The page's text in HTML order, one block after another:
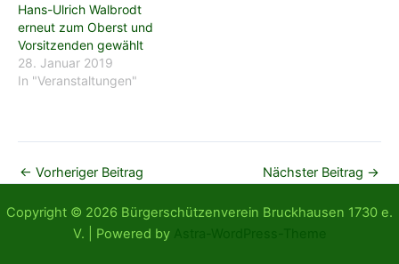
Hans-Ulrich Walbrodt
erneut zum Oberst und
Vorsitzenden gewählt
28. Januar 2019
In "Veranstaltungen"
← Vorheriger Beitrag Nächster Beitrag →
Copyright © 2026 Bürgerschützenverein Bruckhausen 1730 e.
V. | Powered by